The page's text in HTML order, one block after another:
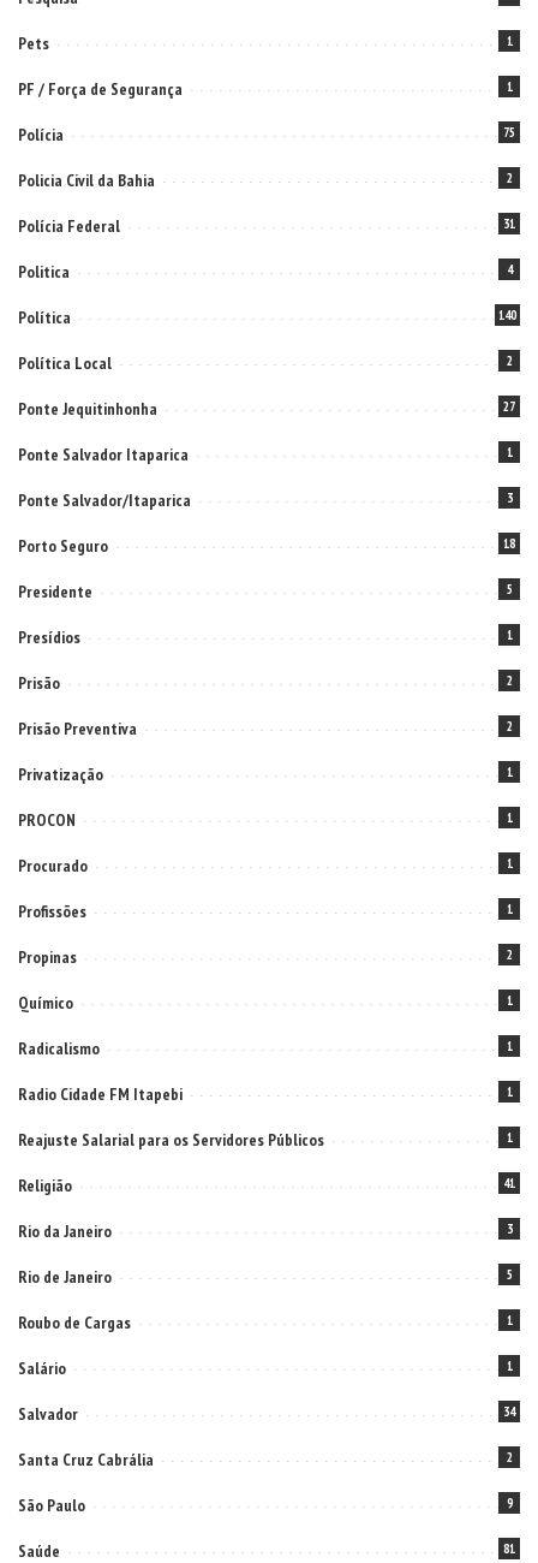
Pets 1
PF / Força de Segurança 1
Polícia 75
Policia Civil da Bahia 2
Polícia Federal 31
Politica 4
Política 140
Política Local 2
Ponte Jequitinhonha 27
Ponte Salvador Itaparica 1
Ponte Salvador/Itaparica 3
Porto Seguro 18
Presidente 5
Presídios 1
Prisão 2
Prisão Preventiva 2
Privatização 1
PROCON 1
Procurado 1
Profissões 1
Propinas 2
Químico 1
Radicalismo 1
Radio Cidade FM Itapebi 1
Reajuste Salarial para os Servidores Públicos 1
Religião 41
Rio da Janeiro 3
Rio de Janeiro 5
Roubo de Cargas 1
Salário 1
Salvador 34
Santa Cruz Cabrália 2
São Paulo 9
Saúde 81